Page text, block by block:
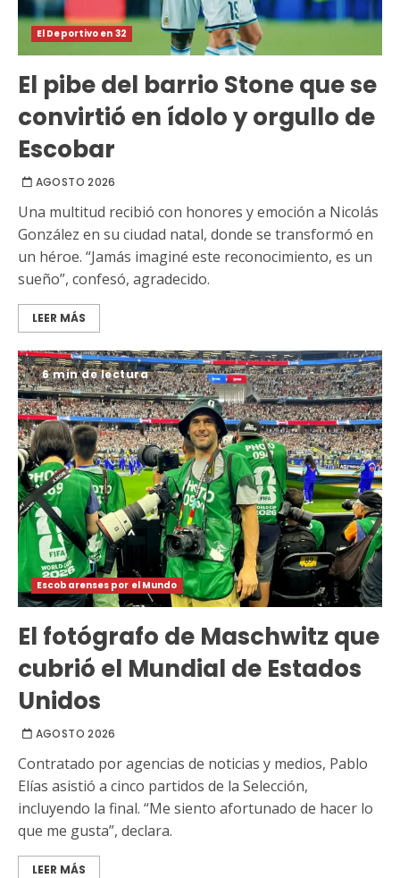
El Deportivo en 32
El pibe del barrio Stone que se
convirtió en ídolo y orgullo de
Escobar
AGOSTO 2026
Una multitud recibió con honores y emoción a Nicolás
González en su ciudad natal, donde se transformó en
un héroe. “Jamás imaginé este reconocimiento, es un
sueño”, confesó, agradecido.
LEER MÁS
6 min de lectura
Escobarenses por el Mundo
El fotógrafo de Maschwitz que
cubrió el Mundial de Estados
Unidos
AGOSTO 2026
Contratado por agencias de noticias y medios, Pablo
Elías asistió a cinco partidos de la Selección,
incluyendo la final. “Me siento afortunado de hacer lo
que me gusta”, declara.
LEER MÁS